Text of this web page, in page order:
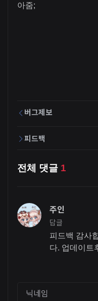
아줌;
버그제보
피드백
전체 댓글 1
주인
답글
피드백 감사
다. 업데이트
닉네임